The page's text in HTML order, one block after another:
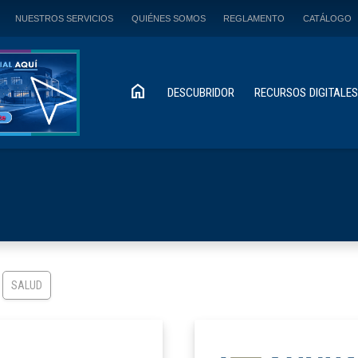
NUESTROS SERVICIOS QUIÉNES SOMOS REGLAMENTO CATÁLOGO
home DESCUBRIDOR RECURSOS DIGITALES
SALUD